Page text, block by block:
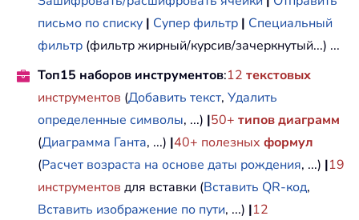
письмо по списку | Супер фильтр | Специальный
фильтр (фильтр жирный/курсив/зачеркнутый...) ...
Топ15 наборов инструментов:12 текстовых
инструментов (Добавить текст, Удалить
определенные символы, ...) |50+ типов диаграмм
(Диаграмма Ганта, ...) |40+ полезных формул
(Расчет возраста на основе даты рождения, ...) |19
инструментов для вставки (Вставить QR-код,
Вставить изображение по пути, ...) |12